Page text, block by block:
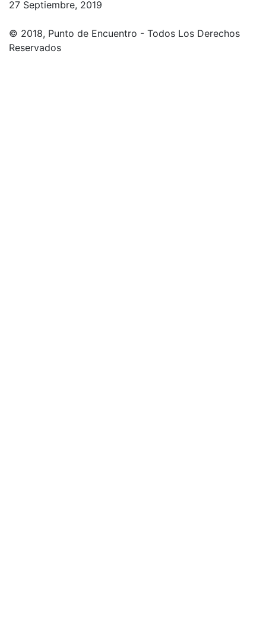
27 Septiembre, 2019
© 2018, Punto de Encuentro - Todos Los Derechos
Reservados